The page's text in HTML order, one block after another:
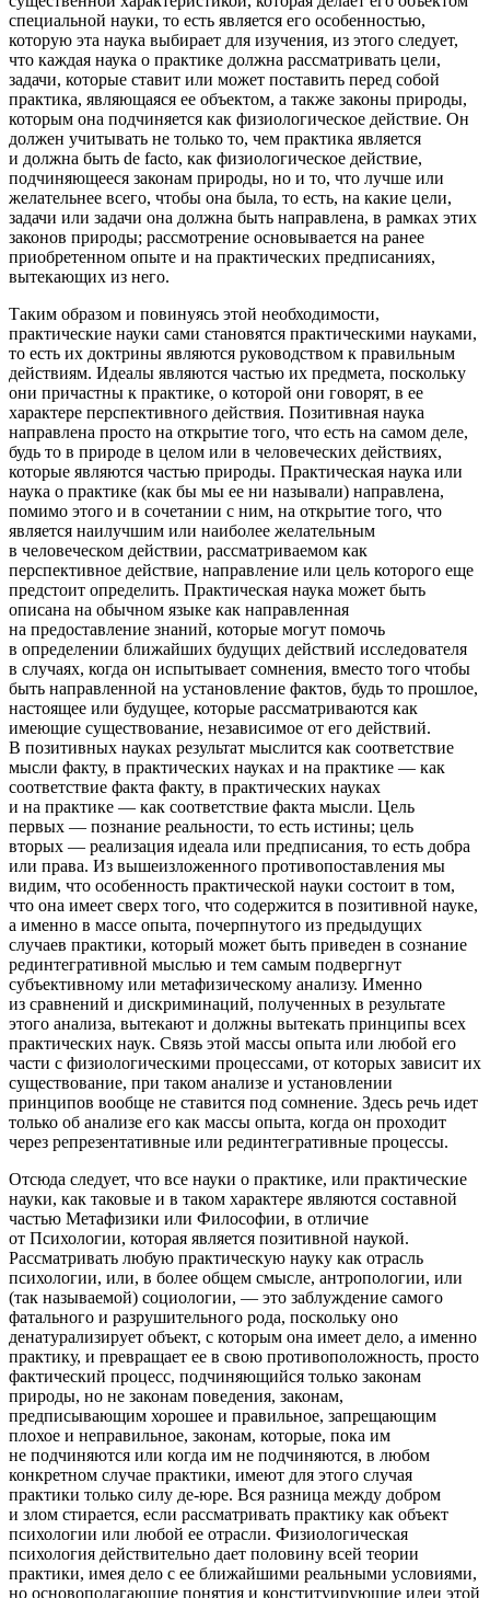
специальной науки, то есть является его особенностью,
которую эта наука выбирает для изучения, из этого следует,
что каждая наука о практике должна рассматривать цели,
задачи, которые ставит или может поставить перед собой
практика, являющаяся ее объектом, а также законы природы,
которым она подчиняется как физиологическое действие. Он
должен учитывать не только то, чем практика является
и должна быть de facto, как физиологическое действие,
подчиняющееся законам природы, но и то, что лучше или
желательнее всего, чтобы она была, то есть, на какие цели,
задачи или задачи она должна быть направлена, в рамках этих
законов природы; рассмотрение основывается на ранее
приобретенном опыте и на практических предписаниях,
вытекающих из него.
Таким образом и повинуясь этой необходимости,
практические науки сами становятся практическими науками,
то есть их доктрины являются руководством к правильным
действиям. Идеалы являются частью их предмета, поскольку
они причастны к практике, о которой они говорят, в ее
характере перспективного действия. Позитивная наука
направлена просто на открытие того, что есть на самом деле,
будь то в природе в целом или в человеческих действиях,
которые являются частью природы. Практическая наука или
наука о практике (как бы мы ее ни называли) направлена,
помимо этого и в сочетании с ним, на открытие того, что
является наилучшим или наиболее желательным
в человеческом действии, рассматриваемом как
перспективное действие, направление или цель которого еще
предстоит определить. Практическая наука может быть
описана на обычном языке как направленная
на предоставление знаний, которые могут помочь
в определении ближайших будущих действий исследователя
в случаях, когда он испытывает сомнения, вместо того чтобы
быть направленной на установление фактов, будь то прошлое,
настоящее или будущее, которые рассматриваются как
имеющие существование, независимое от его действий.
В позитивных науках результат мыслится как соответствие
мысли факту, в практических науках и на практике — как
соответствие факта факту, в практических науках
и на практике — как соответствие факта мысли. Цель
первых — познание реальности, то есть истины; цель
вторых — реализация идеала или предписания, то есть добра
или права. Из вышеизложенного противопоставления мы
видим, что особенность практической науки состоит в том,
что она имеет сверх того, что содержится в позитивной науке,
а именно в массе опыта, почерпнутого из предыдущих
случаев практики, который может быть приведен в сознание
рединтегративной мыслью и тем самым подвергнут
субъективному или метафизическому анализу. Именно
из сравнений и дискриминаций, полученных в результате
этого анализа, вытекают и должны вытекать принципы всех
практических наук. Связь этой массы опыта или любой его
части с физиологическими процессами, от которых зависит их
существование, при таком анализе и установлении
принципов вообще не ставится под сомнение. Здесь речь идет
только об анализе его как массы опыта, когда он проходит
через репрезентативные или рединтегративные процессы.
Отсюда следует, что все науки о практике, или практические
науки, как таковые и в таком характере являются составной
частью Метафизики или Философии, в отличие
от Психологии, которая является позитивной наукой.
Рассматривать любую практическую науку как отрасль
психологии, или, в более общем смысле, антропологии, или
(так называемой) социологии, — это заблуждение самого
фатального и разрушительного рода, поскольку оно
денатурализирует объект, с которым она имеет дело, а именно
практику, и превращает ее в свою противоположность, просто
фактический процесс, подчиняющийся только законам
природы, но не законам поведения, законам,
предписывающим хорошее и правильное, запрещающим
плохое и неправильное, законам, которые, пока им
не подчиняются или когда им не подчиняются, в любом
конкретном случае практики, имеют для этого случая
практики только силу де-юре. Вся разница между добром
и злом стирается, если рассматривать практику как объект
психологии или любой ее отрасли. Физиологическая
психология действительно дает половину всей теории
практики, имея дело с ее ближайшими реальными условиями,
но основополагающие понятия и конституирующие идеи этой